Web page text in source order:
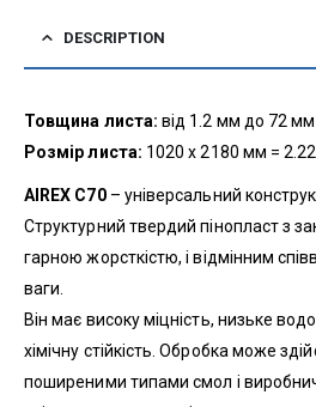
DESCRIPTION
Товщина листа: від 1.2 мм до 72 мм
Розмір листа: 1020 х 2180 мм =
AIREX C70– універсальний
Структурний твердий пінопласт з
гарною жорсткістю, і відмінним
ваги.
Він має високу міцність, низьке
хімічну стійкість. Обробка може
поширеними типами смол і